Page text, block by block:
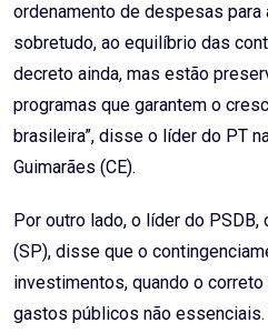
ordenamento de despesas
sobretudo, ao equilíbrio das
decreto ainda, mas estão
programas que garantem o
brasileira”, disse o líder do PT
Guimarães (CE).
Por outro lado, o líder do
(SP), disse que o
investimentos, quando o
gastos públicos não essenciais.